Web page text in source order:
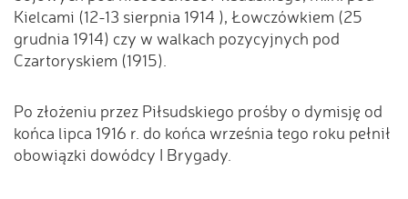
Kielcami (12-13 sierpnia 1914 ), Łowczówkiem (25
grudnia 1914) czy w walkach pozycyjnych pod
Czartoryskiem (1915).
Po złożeniu przez Piłsudskiego prośby o dymisję od
końca lipca 1916 r. do końca września tego roku pełnił
obowiązki dowódcy I Brygady.